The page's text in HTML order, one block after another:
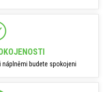
náplněmi budete spokojeni